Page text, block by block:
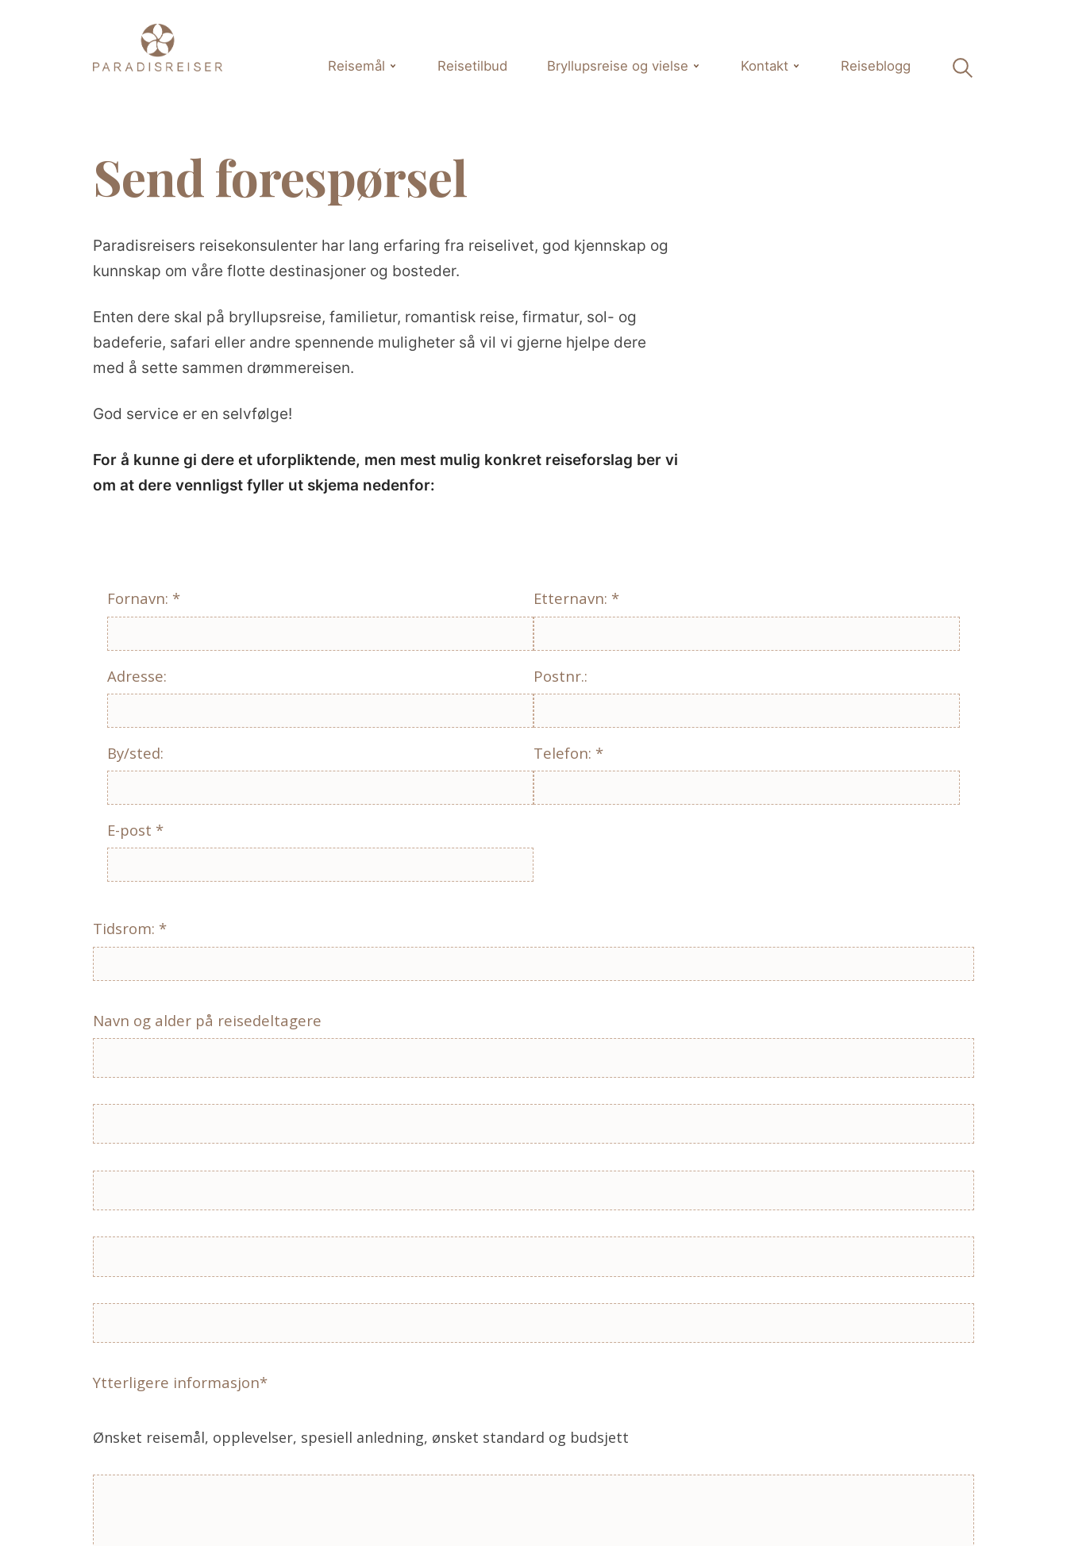
Reisemål Reisetilbud Bryllupsreise og vielse Kontakt Reiseblogg
Send forespørsel
Paradisreisers reisekonsulenter har lang erfaring fra reiselivet, god kjennskap og
kunnskap om våre flotte destinasjoner og bosteder.
Enten dere skal på bryllupsreise, familietur, romantisk reise, firmatur, sol- og
badeferie, safari eller andre spennende muligheter så vil vi gjerne hjelpe dere
med å sette sammen drømmereisen.
God service er en selvfølge!
For å kunne gi dere et uforpliktende, men mest mulig konkret reiseforslag ber vi
om at dere vennligst fyller ut skjema nedenfor:
Fornavn: * Etternavn: *
Adresse: Postnr.:
By/sted: Telefon: *
E-post *
Tidsrom: *
Navn og alder på reisedeltagere
Ytterligere informasjon*
Ønsket reisemål, opplevelser, spesiell anledning, ønsket standard og budsjett